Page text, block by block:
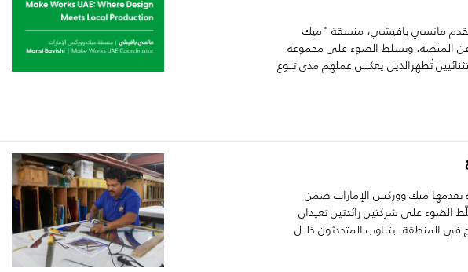
مانسي بافيشي، منسقة "ميك
المنصة، وتسلط الضوء على مجموعة
تُظهرالذين يعكس عملهم مدى تنوع
تقدمها ميك ووركس الإمارات ضمن
الضوء على شركتين رائدتين تعيدان
في المنطقة. يتناوب المتحدثون خلال